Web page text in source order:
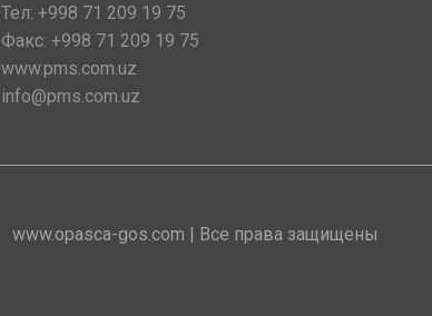
Тел: +998 71 209 19 75
Факс: +998 71 209 19 75
www.pms.com.uz
info@pms.com.uz
www.opasca-gos.com | Все права защищены